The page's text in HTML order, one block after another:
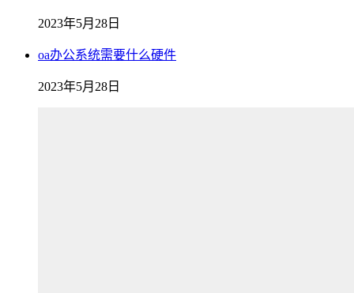
2023年5月28日
oa办公系统需要什么硬件
2023年5月28日